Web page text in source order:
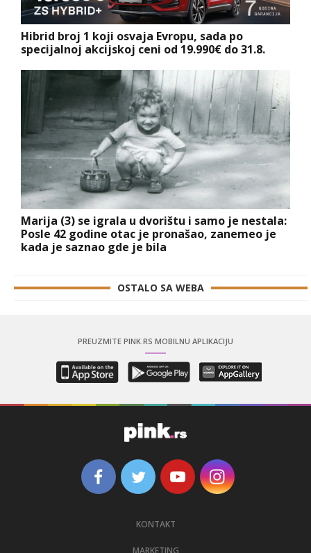
Hibrid broj 1 koji osvaja Evropu, sada po
specijalnoj akcijskoj ceni od 19.990€ do 31.8.
Marija (3) se igrala u dvorištu i samo je nestala:
Posle 42 godine otac je pronašao, zanemeo je
kada je saznao gde je bila
OSTALO SA WEBA
PREUZMITE PINK.RS MOBILNU APLIKACIJU
KONTAKT